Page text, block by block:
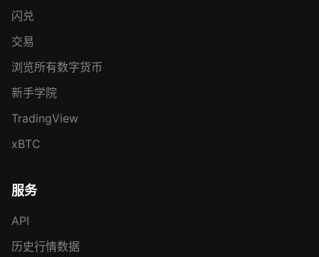
闪兑
交易
浏览所有数字货币
新手学院
TradingView
xBTC
服务
API
历史行情数据